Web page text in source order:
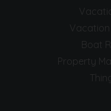
Vacation
Boat
Property